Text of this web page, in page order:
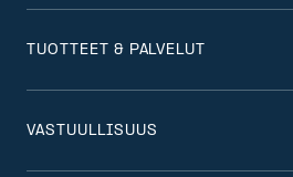
TUOTTEET & PALVELUT
VASTUULLISUUS